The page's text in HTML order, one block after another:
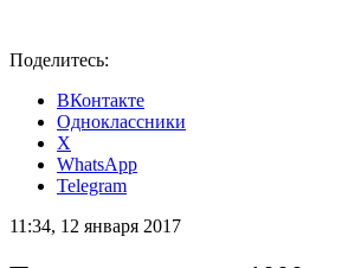
Поделитесь:
ВКонтакте
Одноклассники
X
WhatsApp
Telegram
11:34, 12 января 2017